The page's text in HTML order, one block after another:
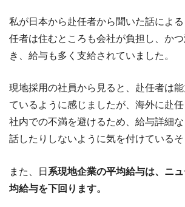
私が日本から赴任者から聞いた話によ
任者は住むところも会社が負担し、か
き、給与も多く支給されていました。
現地採用の社員から見ると、赴任者は
ているように感じましたが、海外に赴
社内での不満を避けるため、給与詳細
話したりしないように気を付けているそ
また、日 系現地企業の平均給与は、ニ
均給与を下回ります。